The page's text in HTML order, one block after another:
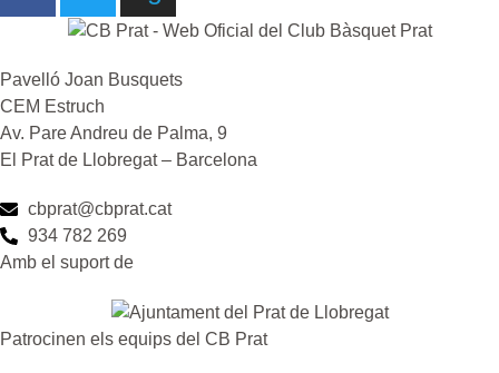
Pavelló Joan Busquets
CEM Estruch
Av. Pare Andreu de Palma, 9
El Prat de Llobregat – Barcelona
cbprat@cbprat.cat
934 782 269
Amb el suport de
Patrocinen els equips del CB Prat